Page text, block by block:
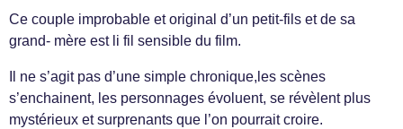
Ce couple improbable et original d’un petit-fils et de sa
grand- mère est li fil sensible du film.
Il ne s’agit pas d’une simple chronique,les scènes
s’enchainent, les personnages évoluent, se révèlent plus
mystérieux et surprenants que l’on pourrait croire.